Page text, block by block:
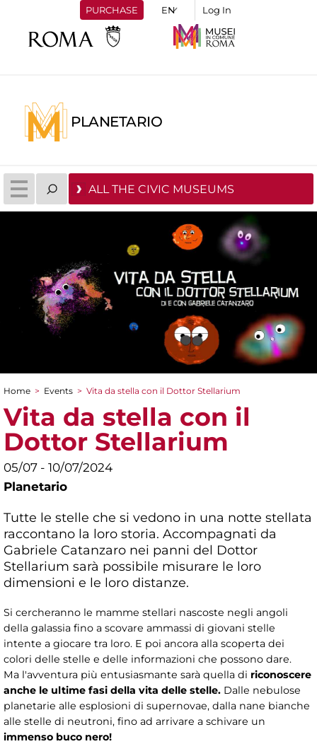
PURCHASE Log In
PLANETARIO
ALL THE CIVIC MUSEUMS
You are here
Home > Events > Vita da stella con il Dottor Stellarium
Vita da stella con il
Dottor Stellarium
05/07 - 10/07/2024
Planetario
Tutte le stelle che si vedono in una notte stellata
raccontano la loro storia. Accompagnati da
Gabriele Catanzaro nei panni del Dottor
Stellarium sarà possibile misurare le loro
dimensioni e le loro distanze.
Si cercheranno le mamme stellari nascoste negli angoli
della galassia fino a scovare ammassi di giovani stelle
intente a giocare tra loro. E poi ancora alla scoperta dei
colori delle stelle e delle informazioni che possono dare.
Ma l'avventura più entusiasmante sarà quella di riconoscere
anche le ultime fasi della vita delle stelle. Dalle nebulose
planetarie alle esplosioni di supernovae, dalla nane bianche
alle stelle di neutroni, fino ad arrivare a schivare un
immenso buco nero!